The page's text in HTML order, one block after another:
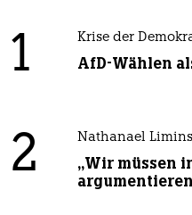
1 Krise der
AfD-Wählen
2 Nathanael
„Wir müssen